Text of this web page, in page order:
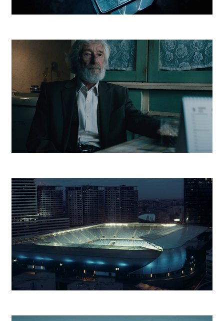
DePaul Otužilec
Post Bellum Deň víťazstva nad fašizmom
SKY - Push The Right Button